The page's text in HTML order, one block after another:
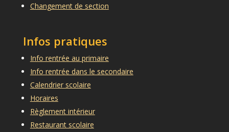
Changement de section
Infos pratiques
Info rentrée au primaire
Info rentrée dans le secondaire
Calendrier scolaire
Horaires
Règlement intérieur
Restaurant scolaire